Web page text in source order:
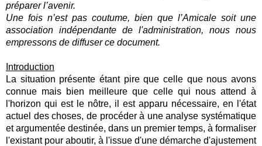
préparer l’avenir.
Une fois n’est pas coutume, bien que l’Amicale soit une
association indépendante de l'administration, nous nous
empressons de diffuser ce document.
Introduction
La situation présente étant pire que celle que nous avons
connue mais bien meilleure que celle qui nous attend à
l'horizon qui est le nôtre, il est apparu nécessaire, en l'état
actuel des choses, de procéder à une analyse systématique
et argumentée destinée, dans un premier temps, à formaliser
l'existant pour aboutir, à l'issue d'une démarche d'ajustement